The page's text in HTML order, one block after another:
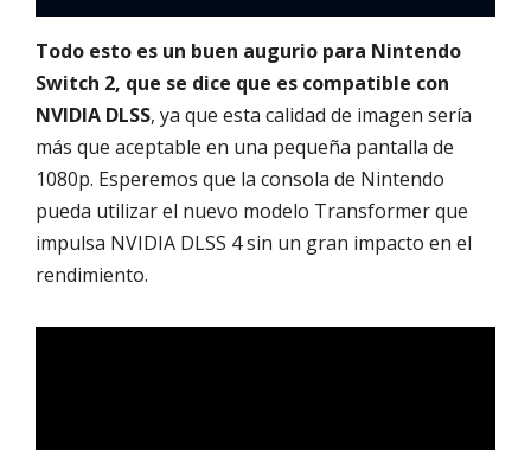
Todo esto es un buen augurio para Nintendo
Switch 2, que se dice que es compatible con
NVIDIA DLSS, ya que esta calidad de imagen sería
más que aceptable en una pequeña pantalla de
1080p. Esperemos que la consola de Nintendo
pueda utilizar el nuevo modelo Transformer que
impulsa NVIDIA DLSS 4 sin un gran impacto en el
rendimiento.